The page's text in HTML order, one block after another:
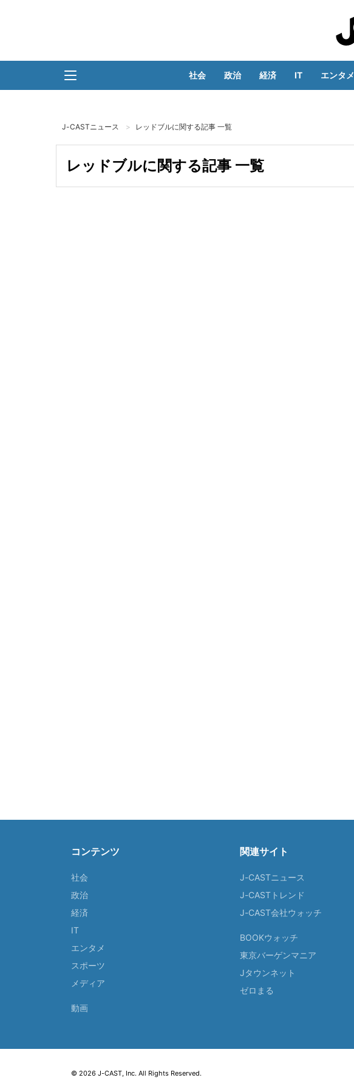
社会 政治 経済 IT エンタメ
J-CASTニュース レッドブルに関する記事 一覧
レッドブルに関する記事 一覧
コンテンツ
社会
政治
経済
IT
エンタメ
スポーツ
メディア
動画
関連サイト
J-CASTニュース
J-CASTトレンド
J-CAST会社ウォッチ
BOOKウォッチ
東京バーゲンマニア
Jタウンネット
ゼロまる
© 2026 J-CAST, Inc. All Rights Reserved.